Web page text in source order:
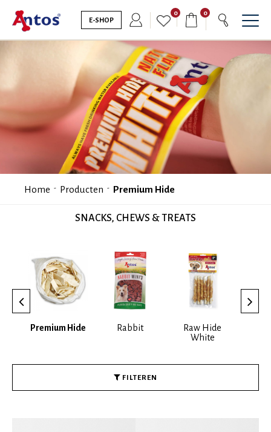
E-SHOP
0 0
Home Producten Premium Hide
SNACKS, CHEWS & TREATS
Premium Hide Rabbit
Raw Hide
White
FILTEREN